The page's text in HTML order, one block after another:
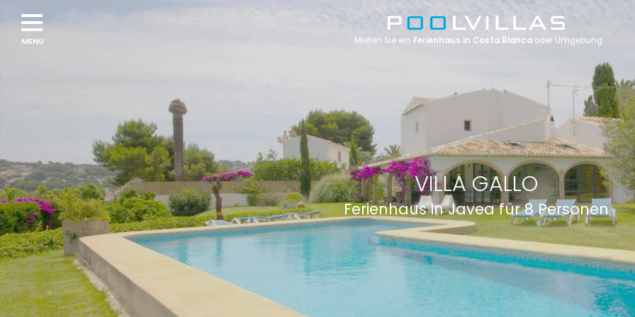
VILLA GALLO
Ferienhaus in Javea für 8 Personen
Mieten Sie ein Ferienhaus in Costa Blanca oder Umgebung